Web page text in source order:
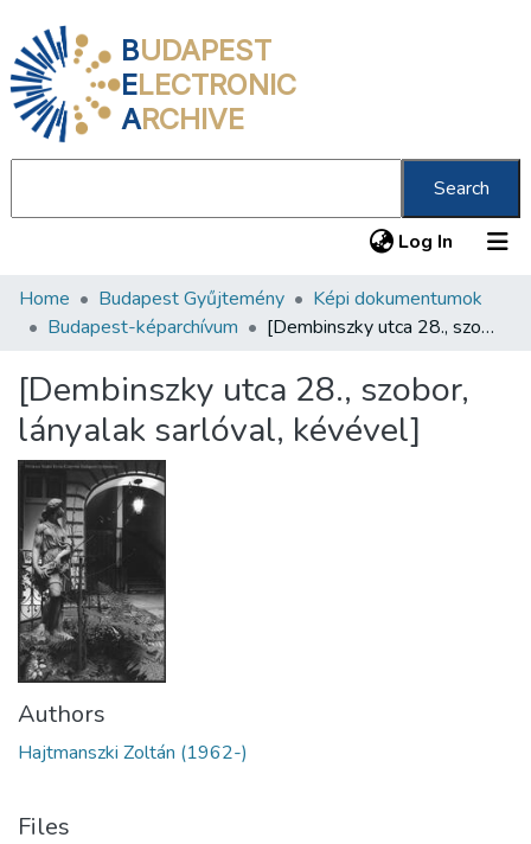
BUDAPEST
ELECTRONIC
ARCHIVE
Search
Log In (current)
Communities & Collections
Statistics
About us
Home Budapest Gyűjtemény
Képi dokumentumok
Budapest-képarchívum
[Dembinszky utca 28., szobor, lányalak sarlóval, kévével]
[Dembinszky utca 28., szobor,
lányalak sarlóval, kévével]
Authors
Hajtmanszki Zoltán (1962-)
Files